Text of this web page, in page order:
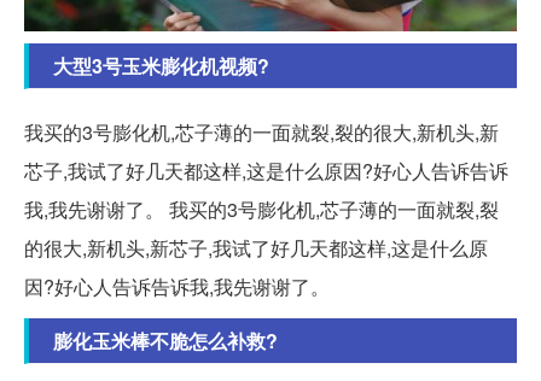
大型3号玉米膨化机视频?
我买的3号膨化机,芯子薄的一面就裂,裂的很大,新机头,新
芯子,我试了好几天都这样,这是什么原因?好心人告诉告诉
我,我先谢谢了。 我买的3号膨化机,芯子薄的一面就裂,裂
的很大,新机头,新芯子,我试了好几天都这样,这是什么原
因?好心人告诉告诉我,我先谢谢了。
膨化玉米棒不脆怎么补救?